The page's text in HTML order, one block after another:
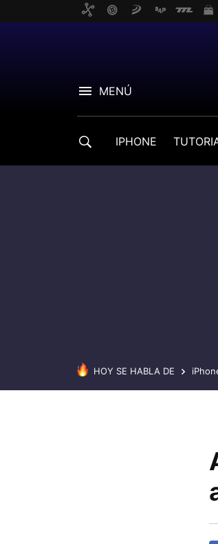
MENÚ
IPHONE
HOY SE HABLA DE